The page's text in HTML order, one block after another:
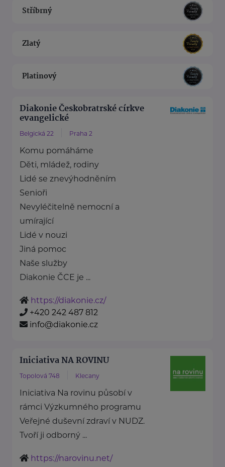
Stříbrný
Zlatý
Platinový
Diakonie Českobratrské církve
evangelické
Belgická 22 Praha 2
Komu pomáháme
Děti, mládež, rodiny
Lidé se znevýhodněním
Senioři
Nevyléčitelně nemocní a
umírající
Lidé v nouzi
Jiná pomoc
Naše služby
Diakonie ČCE je ...
https://diakonie.cz/
+420 242 487 812
info@diakonie.cz
Iniciativa NA ROVINU
Topolová 748 Klecany
Iniciativa Na rovinu působí v
rámci Výzkumného programu
Veřejné duševní zdraví v NUDZ.
Tvoří ji odborný ...
https://narovinu.net/